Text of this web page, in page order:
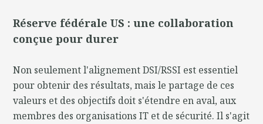
Réserve fédérale US : une collaboration
conçue pour durer
Non seulement l'alignement DSI/RSSI est essentiel
pour obtenir des résultats, mais le partage de ces
valeurs et des objectifs doit s'étendre en aval, aux
membres des organisations IT et de sécurité. Il s'agit